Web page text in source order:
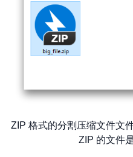
ZIP 格式的分割压缩文件文
ZIP 的文件